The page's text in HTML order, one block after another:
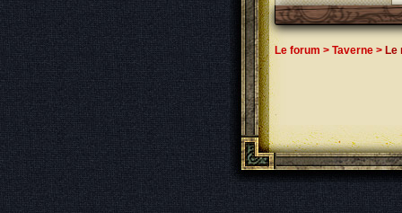
Le forum > Taverne> Le